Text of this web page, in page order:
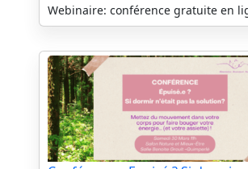
Webinaire: conférence gratuite en